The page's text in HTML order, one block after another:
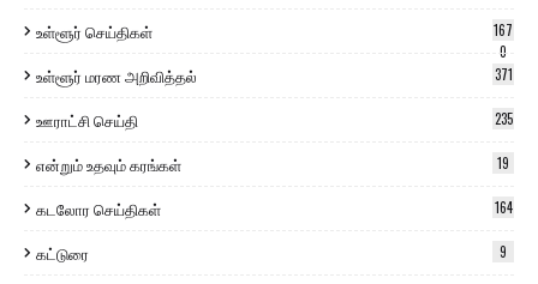
உள்ளூர் செய்திகள்
167
0
உள்ளூர் மரண அறிவித்தல் 371
ஊராட்சி செய்தி 235
என்றும் உதவும் கரங்கள் 19
கடலோர செய்திகள் 164
கட்டுரை 9